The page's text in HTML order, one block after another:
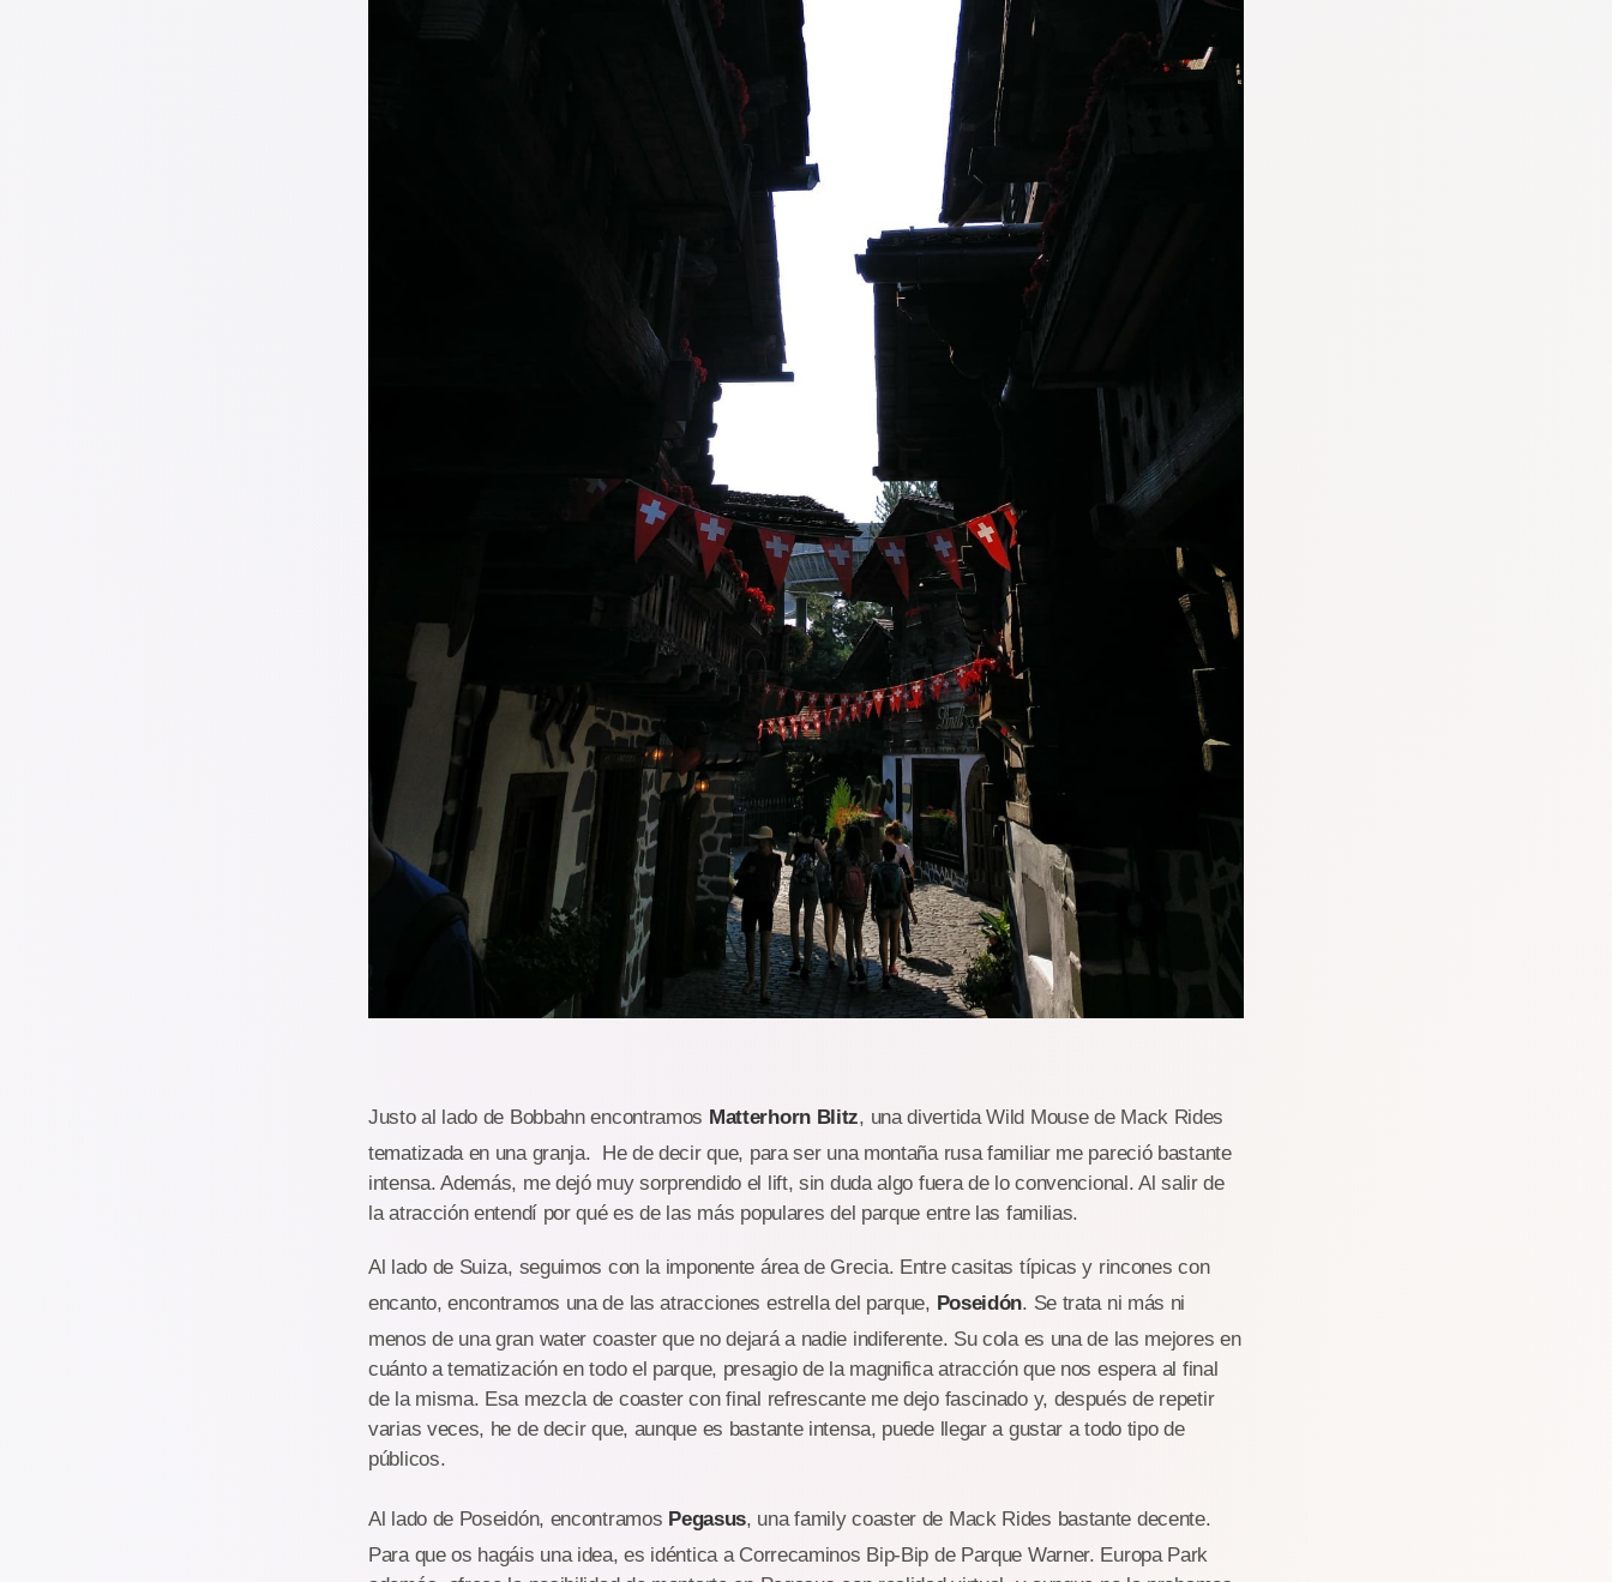
Justo al lado de Bobbahn encontramos Matterhorn Blitz, una divertida Wild Mouse de Mack Rides
tematizada en una granja. He de decir que, para ser una montaña rusa familiar me pareció bastante
intensa. Además, me dejó muy sorprendido el lift, sin duda algo fuera de lo convencional. Al salir de
la atracción entendí por qué es de las más populares del parque entre las familias.
Al lado de Suiza, seguimos con la imponente área de Grecia. Entre casitas típicas y rincones con
encanto, encontramos una de las atracciones estrella del parque, Poseidón. Se trata ni más ni
menos de una gran water coaster que no dejará a nadie indiferente. Su cola es una de las mejores en
cuánto a tematización en todo el parque, presagio de la magnifica atracción que nos espera al final
de la misma. Esa mezcla de coaster con final refrescante me dejo fascinado y, después de repetir
varias veces, he de decir que, aunque es bastante intensa, puede llegar a gustar a todo tipo de
públicos.
Al lado de Poseidón, encontramos Pegasus, una family coaster de Mack Rides bastante decente.
Para que os hagáis una idea, es idéntica a Correcaminos Bip-Bip de Parque Warner. Europa Park